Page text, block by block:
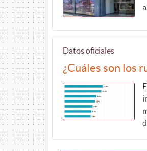
Datos oficiales
¿Cuáles son los